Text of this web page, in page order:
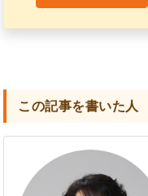
この記事を書いた人